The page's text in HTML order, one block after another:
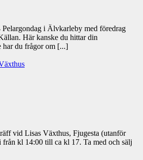
i Älvkarleby med föredrag
Här kanske du hittar din
har du frågor om [...]
vid Lisas Växthus, Fjugesta (utanför
kl 14:00 till ca kl 17. Ta med och sälj